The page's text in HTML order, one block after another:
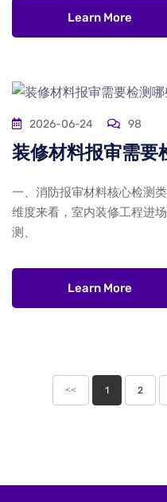
Learn More
2026-06-24 98
装修材料报审需要
一、消防报审材料核心检测
维度来看，室内装修工程进
测、
Learn More
<< 1 2